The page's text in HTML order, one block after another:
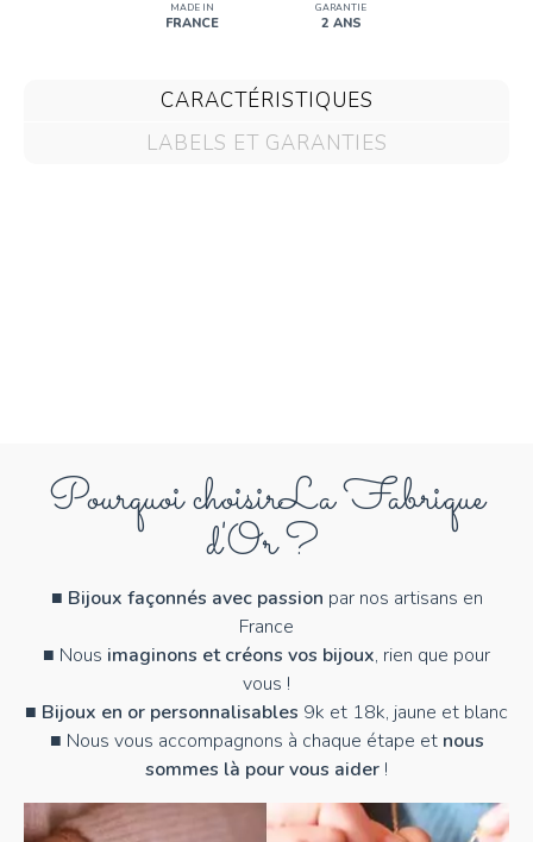
69
MADE IN
FRANCE
GARANTIE
2 ANS
CARACTÉRISTIQUES
LABELS ET GARANTIES
Pourquoi choisirLa Fabrique
d'Or ?
■ Bijoux façonnés avec passion par nos artisans en
France
■ Nous imaginons et créons vos bijoux, rien que pour
vous !
■ Bijoux en or personnalisables 9k et 18k, jaune et blanc
■ Nous vous accompagnons à chaque étape et nous
sommes là pour vous aider !